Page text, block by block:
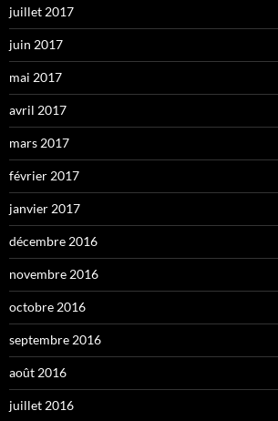
juillet 2017
juin 2017
mai 2017
avril 2017
mars 2017
février 2017
janvier 2017
décembre 2016
novembre 2016
octobre 2016
septembre 2016
août 2016
juillet 2016